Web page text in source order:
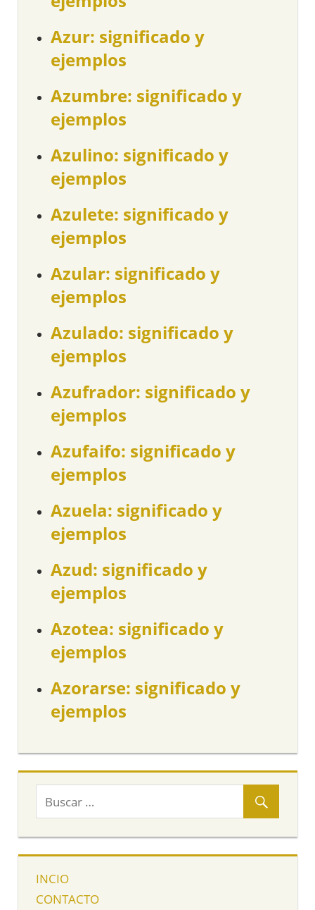
Azur: significado y
ejemplos
Azumbre: significado y
ejemplos
Azulino: significado y
ejemplos
Azulete: significado y
ejemplos
Azular: significado y
ejemplos
Azulado: significado y
ejemplos
Azufrador: significado y
ejemplos
Azufaifo: significado y
ejemplos
Azuela: significado y
ejemplos
Azud: significado y
ejemplos
Azotea: significado y
ejemplos
Azorarse: significado y
ejemplos
INCIO
CONTACTO